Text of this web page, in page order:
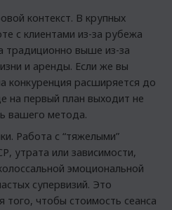
контекст. В крупных
с клиентами из-за рубежа
традиционно выше из-за
и аренды. Если же вы
конкуренция расширяется до
на первый план выходит не
вашего метода.
Работа с “тяжелыми”
утрата или зависимости,
эмоциональной
супервизий. Это
чтобы стоимость сеанса